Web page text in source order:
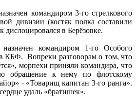
командиром 3-го стрелкового
дивизии (костяк полка составили
в Берёзовке.
командиром 1-го Особого
КБФ. Вопреки разговорам о том, что
морпехи приняли командира, что
обращение к нему по флотскому
- «Товарищ капитан 3-го ранга».
удаль «братишек».